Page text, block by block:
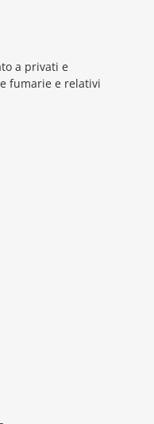
a privati e
fumarie e relativi